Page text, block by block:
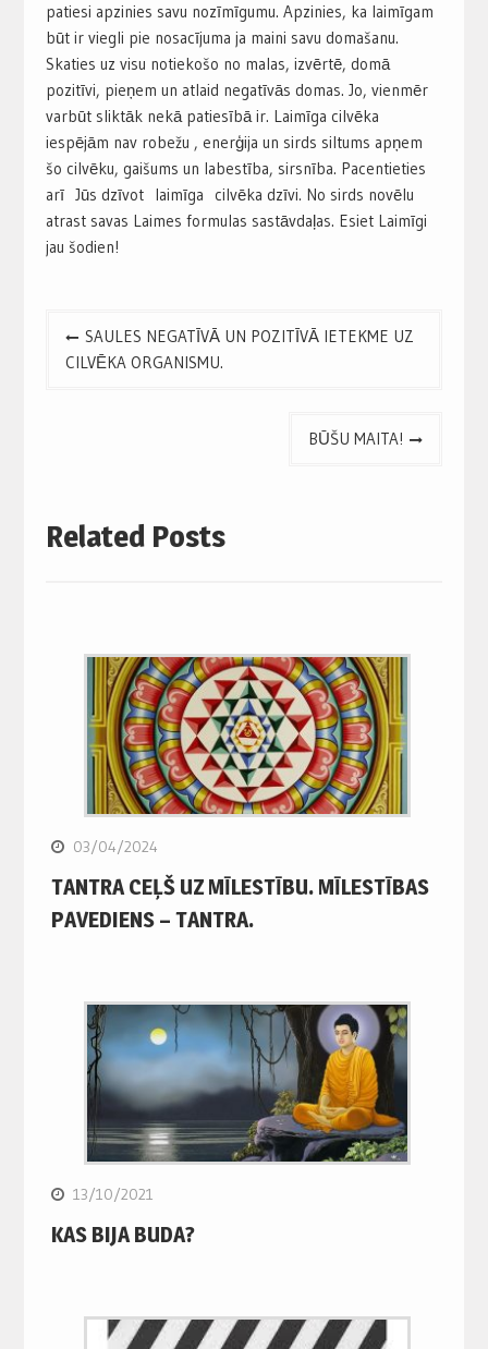
patiesi apzinies savu nozīmīgumu. Apzinies, ka laimīgam
būt ir viegli pie nosacījuma ja maini savu domašanu.
Skaties uz visu notiekošo no malas, izvērtē, domā
pozitīvi, pieņem un atlaid negatīvās domas. Jo, vienmēr
varbūt sliktāk nekā patiesībā ir. Laimīga cilvēka
iespējām nav robežu , enerģija un sirds siltums apņem
šo cilvēku, gaišums un labestība, sirsnība. Pacentieties
arī Jūs dzīvot laimīga cilvēka dzīvi. No sirds novēlu
atrast savas Laimes formulas sastāvdaļas. Esiet Laimīgi
jau šodien!
Post
navigation
SAULES NEGATĪVĀ UN POZITĪVĀ IETEKME UZ
CILVĒKA ORGANISMU.
BŪŠU MAITA!
Related Posts
03/04/2024
TANTRA CEĻŠ UZ MĪLESTĪBU. MĪLESTĪBAS
PAVEDIENS – TANTRA.
13/10/2021
KAS BIJA BUDA?